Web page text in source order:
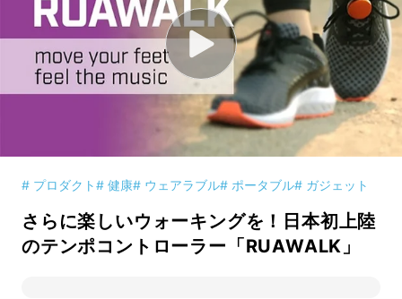
# プロダクト# 健康# ウェアラブル# ポータブル# ガジェット
さらに楽しいウォーキングを！日本初上陸
のテンポコントローラー「RUAWALK」